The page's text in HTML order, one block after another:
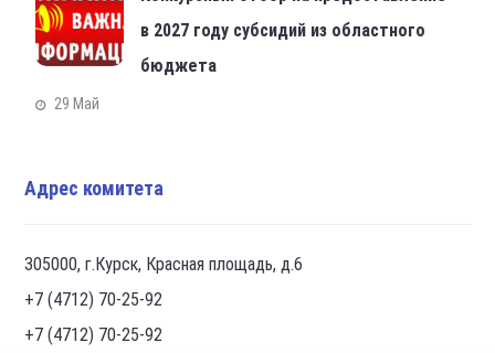
в 2027 году субсидий из областного
бюджета
29 Май
Адрес комитета
305000, г.Курск, Красная площадь, д.6
+7 (4712) 70-25-92
+7 (4712) 70-25-92